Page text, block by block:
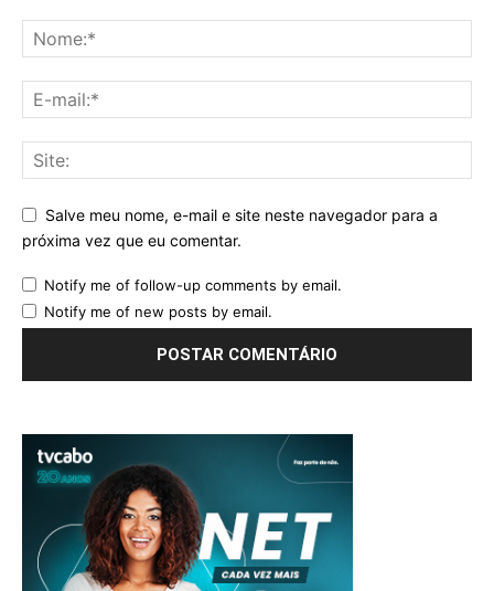
Salve meu nome, e-mail e site neste navegador para a
próxima vez que eu comentar.
Notify me of follow-up comments by email.
Notify me of new posts by email.